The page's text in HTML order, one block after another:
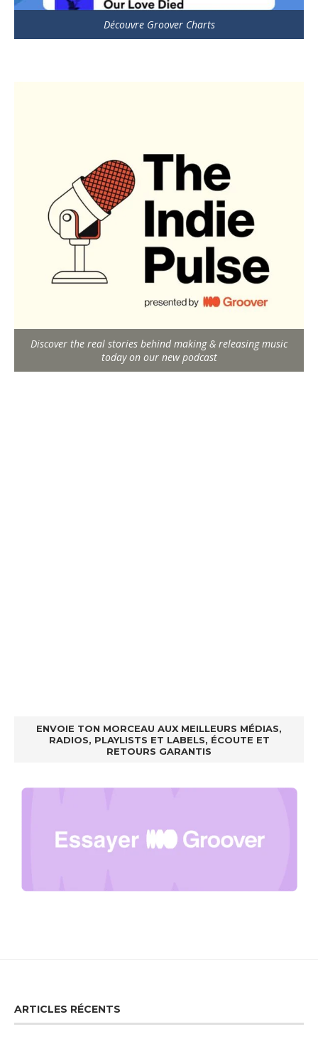
Découvre Groover Charts
Discover the real stories behind making & releasing music
today on our new podcast
ENVOIE TON MORCEAU AUX MEILLEURS MÉDIAS,
RADIOS, PLAYLISTS ET LABELS, ÉCOUTE ET
RETOURS GARANTIS
ARTICLES RÉCENTS